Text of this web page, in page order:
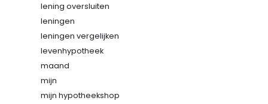
lening oversluiten
leningen
leningen vergelijken
levenhypotheek
maand
mijn
mijn hypotheekshop